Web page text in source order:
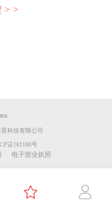
> >
版
科技有限公司
证161188号
电子营业执照